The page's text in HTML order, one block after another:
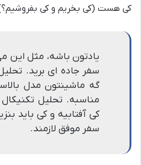
کی هست (کی بخریم و کی
یادتون باشه، مثل این
سفر جاده ای برید.
گه ماشینتون مدل
مناسبه. تحلیل
کی آفتابیه و کی باید
سفر موفق لازمند.